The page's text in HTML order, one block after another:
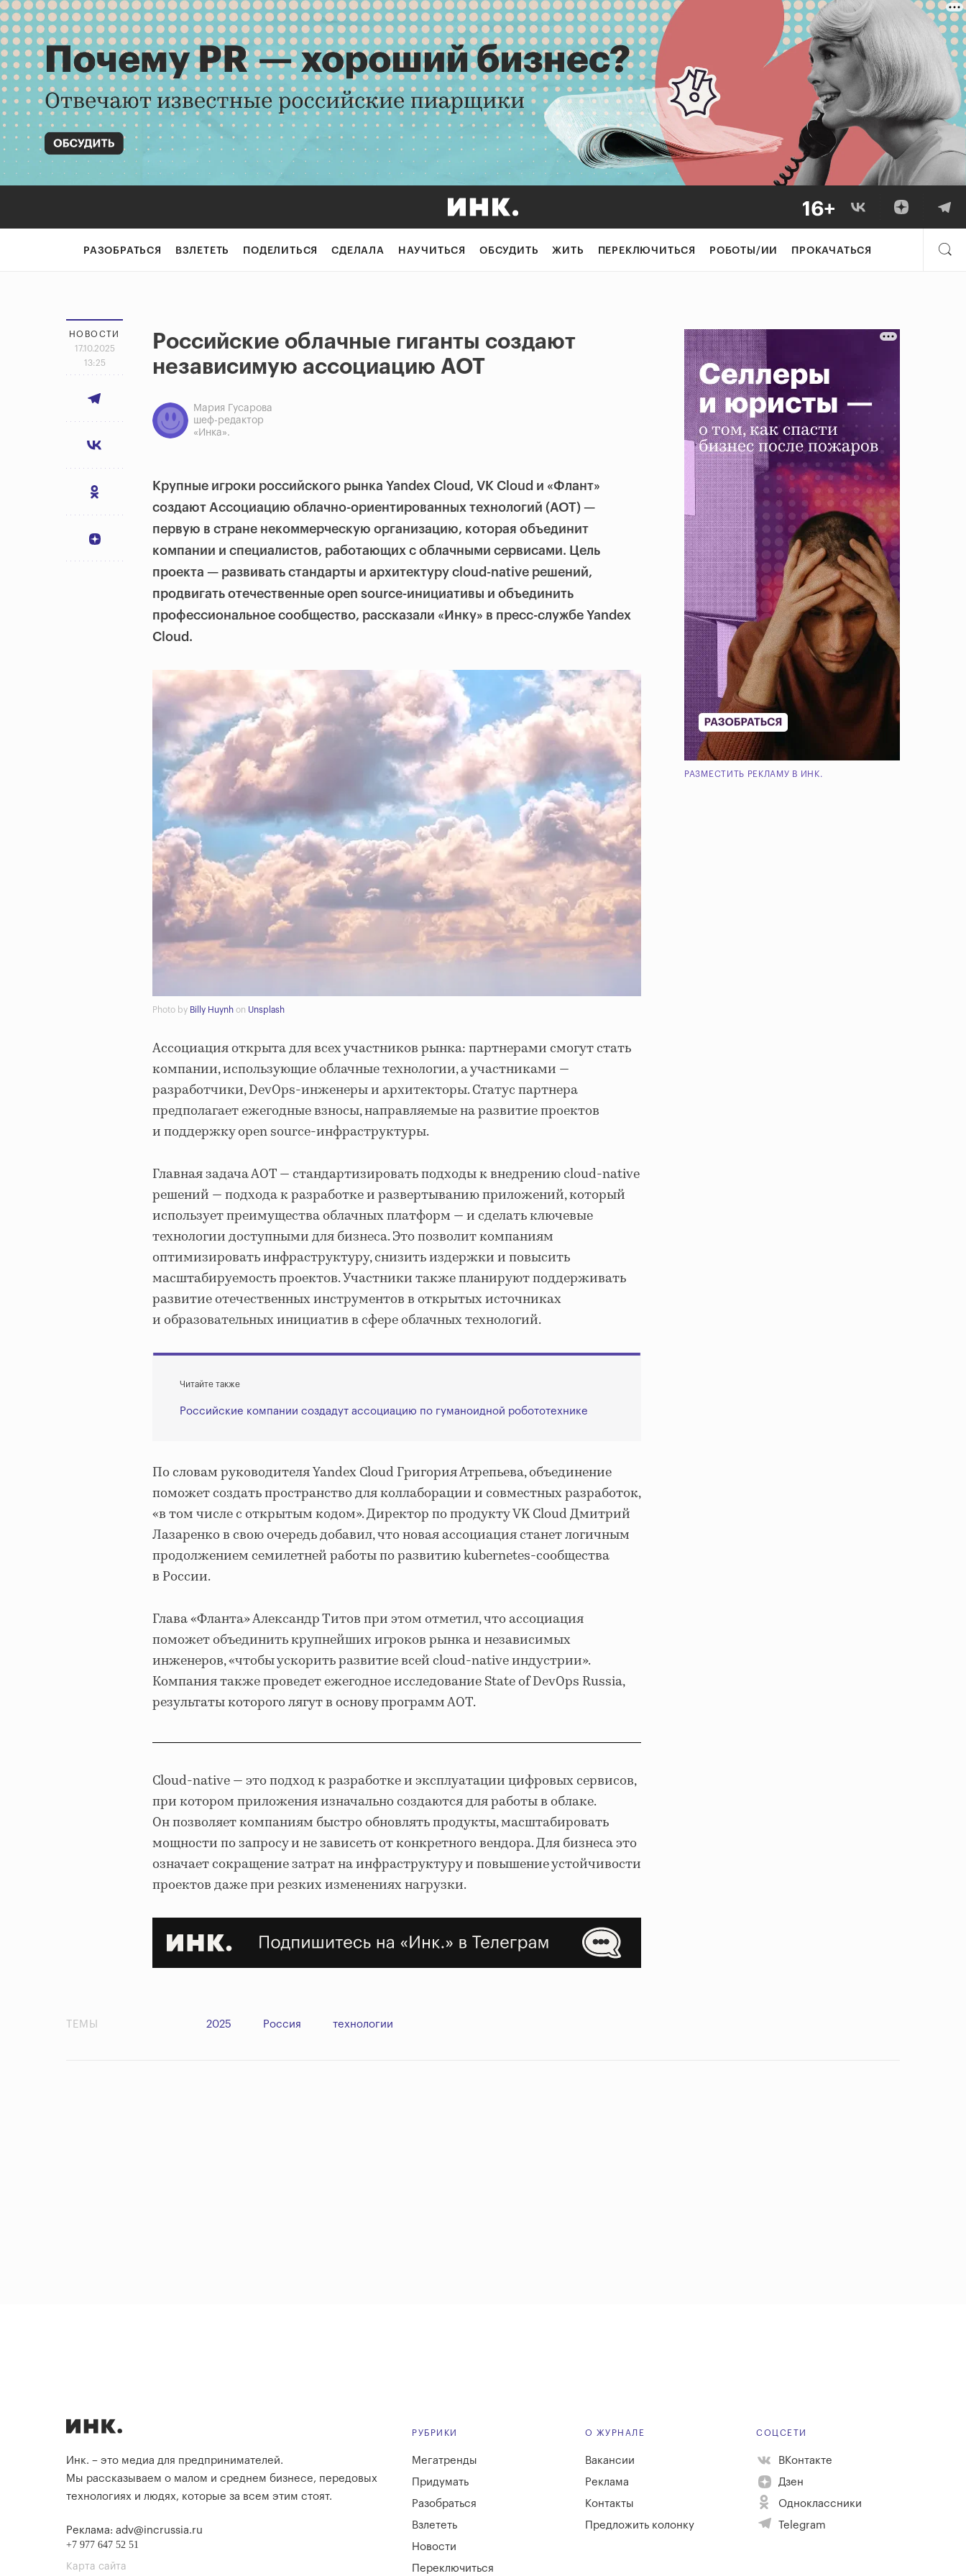
РАЗОБРАТЬСЯ ВЗЛЕТЕТЬ ПОДЕЛИТЬСЯ СДЕЛАЛА НАУЧИТЬСЯ ОБСУДИТЬ ЖИТЬ ПЕРЕКЛЮЧИТЬСЯ РОБОТЫ/ИИ ПРОКАЧАТЬСЯ
НОВОСТИ
17.10.2025
13:25
Российские облачные гиганты создают
независимую ассоциацию АОТ
Мария Гусарова
шеф-редактор
«Инка».
Крупные игроки российского рынка Yandex Cloud, VK Cloud и «Флант»
создают Ассоциацию облачно-ориентированных технологий (АОТ) —
первую в стране некоммерческую организацию, которая объединит
компании и специалистов, работающих с облачными сервисами. Цель
проекта — развивать стандарты и архитектуру cloud-native решений,
продвигать отечественные open source-инициативы и объединить
профессиональное сообщество, рассказали «Инку» в пресс-службе Yandex
Cloud.
Photo by Billy Huynh on Unsplash
Ассоциация открыта для всех участников рынка: партнерами смогут стать
компании, использующие облачные технологии, а участниками —
разработчики, DevOps-инженеры и архитекторы. Статус партнера
предполагает ежегодные взносы, направляемые на развитие проектов
и поддержку open source-инфраструктуры.
Главная задача АОТ — стандартизировать подходы к внедрению cloud-native
решений — подхода к разработке и развертыванию приложений, который
использует преимущества облачных платформ — и сделать ключевые
технологии доступными для бизнеса. Это позволит компаниям
оптимизировать инфраструктуру, снизить издержки и повысить
масштабируемость проектов. Участники также планируют поддерживать
развитие отечественных инструментов в открытых источниках
и образовательных инициатив в сфере облачных технологий.
Читайте также
Российские компании создадут ассоциацию по гуманоидной робототехнике
По словам руководителя Yandex Cloud Григория Атрепьева, объединение
поможет создать пространство для коллаборации и совместных разработок,
«в том числе с открытым кодом». Директор по продукту VK Cloud Дмитрий
Лазаренко в свою очередь добавил, что новая ассоциация станет логичным
продолжением семилетней работы по развитию kubernetes-сообщества
в России.
Глава «Фланта» Александр Титов при этом отметил, что ассоциация
поможет объединить крупнейших игроков рынка и независимых
инженеров, «чтобы ускорить развитие всей cloud-native индустрии».
Компания также проведет ежегодное исследование State of DevOps Russia,
результаты которого лягут в основу программ АОТ.
Cloud-native — это подход к разработке и эксплуатации цифровых сервисов,
при котором приложения изначально создаются для работы в облаке.
Он позволяет компаниям быстро обновлять продукты, масштабировать
мощности по запросу и не зависеть от конкретного вендора. Для бизнеса это
означает сокращение затрат на инфраструктуру и повышение устойчивости
проектов даже при резких изменениях нагрузки.
РАЗМЕСТИТЬ РЕКЛАМУ В ИНК.
ТЕМЫ 2025 Россия технологии
Инк. – это медиа для предпринимателей.
Мы рассказываем о малом и среднем бизнесе, передовых
технологиях и людях, которые за всем этим стоят.
Реклама: adv@incrussia.ru
+7 977 647 52 51
Карта сайта
РУБРИКИ
Мегатренды
Придумать
Разобраться
Взлететь
Новости
Переключиться
О ЖУРНАЛЕ
Вакансии
Реклама
Контакты
Предложить колонку
СОЦСЕТИ
ВКонтакте
Дзен
Одноклассники
Telegram